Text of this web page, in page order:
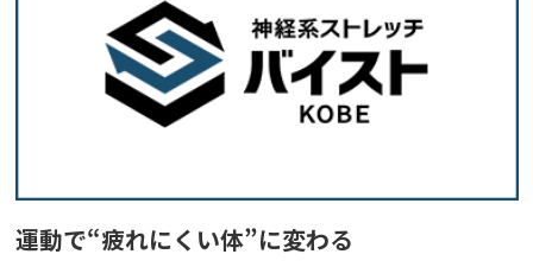
運動で“疲れにくい体”に変わる